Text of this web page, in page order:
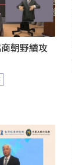
朝野續攻